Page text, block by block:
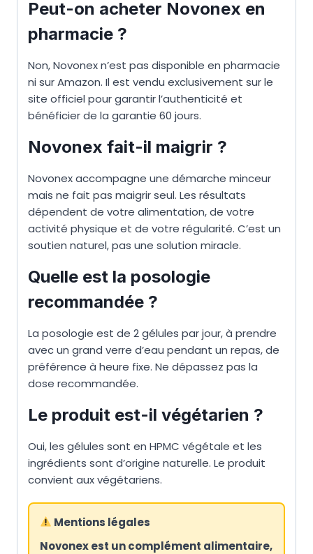
Peut-on acheter Novonex en
pharmacie ?
Non, Novonex n’est pas disponible en pharmacie
ni sur Amazon. Il est vendu exclusivement sur le
site officiel pour garantir l’authenticité et
bénéficier de la garantie 60 jours.
Novonex fait-il maigrir ?
Novonex accompagne une démarche minceur
mais ne fait pas maigrir seul. Les résultats
dépendent de votre alimentation, de votre
activité physique et de votre régularité. C’est un
soutien naturel, pas une solution miracle.
Quelle est la posologie
recommandée ?
La posologie est de 2 gélules par jour, à prendre
avec un grand verre d’eau pendant un repas, de
préférence à heure fixe. Ne dépassez pas la
dose recommandée.
Le produit est-il végétarien ?
Oui, les gélules sont en HPMC végétale et les
ingrédients sont d’origine naturelle. Le produit
convient aux végétariens.
Mentions légales
Novonex est un complément alimentaire,